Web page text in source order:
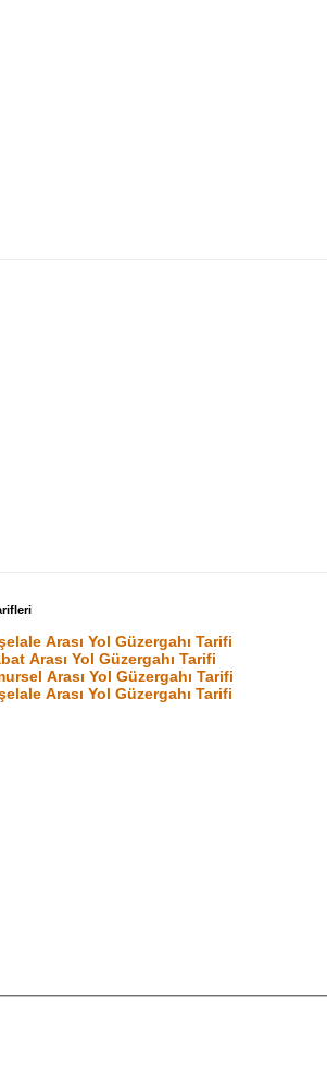
Arası Yol Güzergahı Tarifi
Arası Yol Güzergahı Tarifi
Arası Yol Güzergahı Tarifi
Arası Yol Güzergahı Tarifi